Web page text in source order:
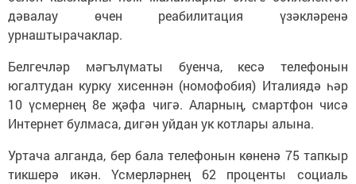
дәвалау өчен реабилитация үзәкләренә
урнаштырачаклар.
Белгечләр мәгълүматы буенча, кесә телефонын
югалтудан курку хисеннән (номофобия) Италиядә һәр
10 үсмернең 8е җәфа чигә. Аларның, смартфон чисә
Интернет булмаса, дигән уйдан ук котлары алына.
Уртача алганда, бер бала телефонын көненә 75 тапкыр
тикшерә икән. Үсмерләрнең 62 проценты социаль